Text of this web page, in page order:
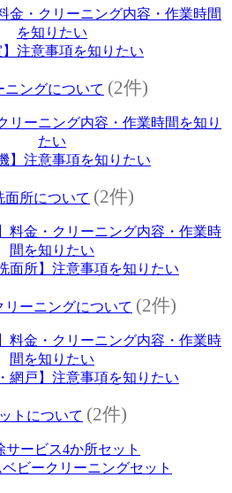
金・クリーニング内容・作業時間
を知りたい
】注意事項を知りたい
ニングについて (2件)
リーニング内容・作業時間を知り
たい
】注意事項を知りたい
面所について (2件)
料金・クリーニング内容・作業時
間を知りたい
面所】注意事項を知りたい
リーニングについて (2件)
料金・クリーニング内容・作業時
間を知りたい
網戸】注意事項を知りたい
トについて (2件)
サービス4か所セット
ビークリーニングセット